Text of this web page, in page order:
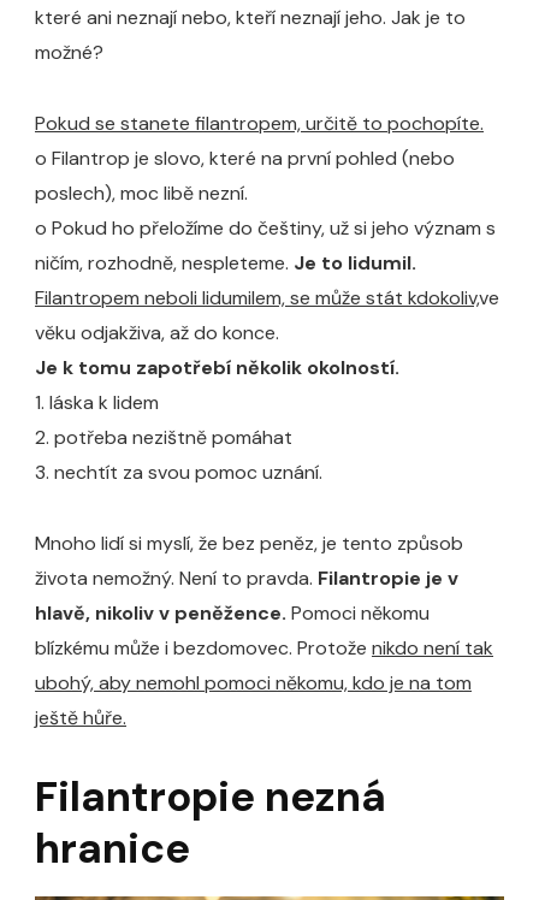
které ani neznají nebo, kteří neznají jeho. Jak je to
možné?
Pokud se stanete filantropem, určitě to pochopíte.
o Filantrop je slovo, které na první pohled (nebo
poslech), moc libě nezní.
o Pokud ho přeložíme do češtiny, už si jeho význam s
ničím, rozhodně, nespleteme. Je to lidumil.
Filantropem neboli lidumilem, se může stát kdokoliv,ve
věku odjakživa, až do konce.
Je k tomu zapotřebí několik okolností.
1. láska k lidem
2. potřeba nezištně pomáhat
3. nechtít za svou pomoc uznání.
Mnoho lidí si myslí, že bez peněz, je tento způsob
života nemožný. Není to pravda. Filantropie je v
hlavě, nikoliv v peněžence. Pomoci někomu
blízkému může i bezdomovec. Protože nikdo není tak
ubohý, aby nemohl pomoci někomu, kdo je na tom
ještě hůře.
Filantropie nezná
hranice